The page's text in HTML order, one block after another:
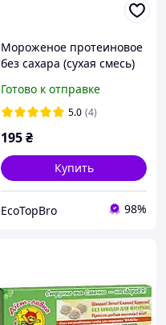
Мороженое протеиновое
без сахара (сухая смесь)
ТМ ЖуЖуля, 90 г
Готово к отправке
5.0 (4)
195₴
Купить
EcoTopBro 98%